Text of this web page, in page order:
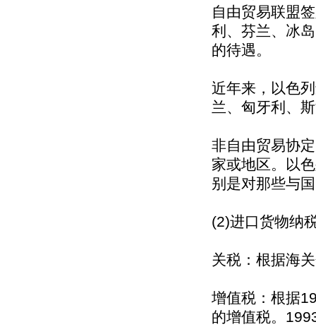
自由贸易联盟
利、芬兰、冰
的待遇。
近年来，以色
兰、匈牙利、
非自由贸易协
家或地区。以
别是对那些与
(2)进口货物纳
关税：根据海
增值税：根据
的增值税。